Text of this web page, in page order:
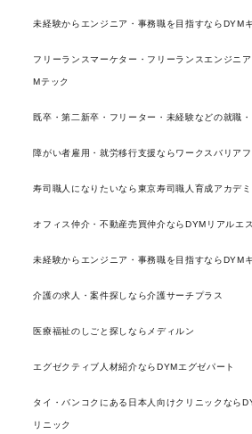
未経験からエンジニア・事務職を目指すならDYM
フリーランスマーケター・フリーランスエンジニ
Mテック
既卒・第二新卒・フリーター・未経験などの就職
障がい者雇用・就労移行支援ならワークスバリア
寿司職人になりたいなら東京寿司職人育成アカデミ
オフィス仲介・不動産売買仲介ならDYMリアルエ
未経験からエンジニア・事務職を目指すならDYM
介護の求人・案件探しなら介護サーチプラス
医療福祉のしごと探しならメディルン
エグゼクティブ人材紹介ならDYMエグゼパート
タイ・バンコクにある日本人向けクリニックなら
リニック